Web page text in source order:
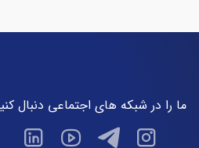
ما را در شبکه های اجتماعی دنبال